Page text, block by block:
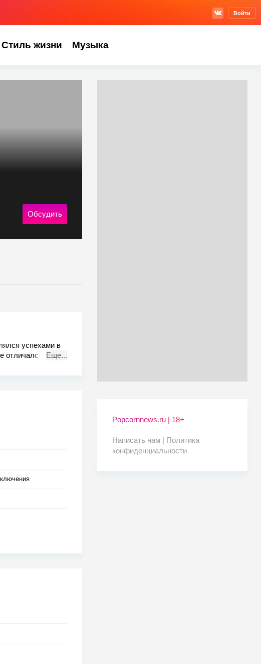
Войти
Стиль жизни Музыка
Обсудить
успехами в
отличался отЕще...
Popcornnews.ru | 18+
Написать нам | Политика
конфиденциальности